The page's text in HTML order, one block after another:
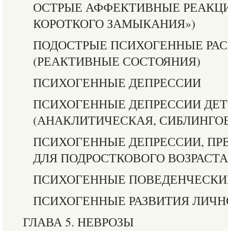
ОСТРЫЕ АФФЕКТИВНЫЕ
КОРОТКОГО ЗАМЫКАНИЯ»)
ПОДОСТРЫЕ ПСИХОГЕННЫЕ
(РЕАКТИВНЫЕ СОСТОЯНИЯ)
ПСИХОГЕННЫЕ ДЕПРЕССИИ
ПСИХОГЕННЫЕ ДЕПРЕССИИ
(АНАКЛИТИЧЕСКАЯ,
ПСИХОГЕННЫЕ ДЕПРЕССИИ,
ДЛЯ ПОДРОСТКОВОГО ВОЗРАСТА
ПСИХОГЕННЫЕ
ПСИХОГЕННЫЕ РАЗВИТИЯ
ГЛАВА 5. НЕВРОЗЫ